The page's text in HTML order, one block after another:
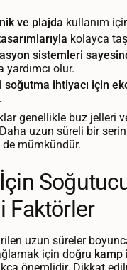
ve plajda kullanım
kolayca
sistemleri
olur.
soğutma ihtiyacı için
genellikle buz jelleri
Daha uzun süreli bir
de mümkündür.
Faktörler
uzun süreler
için doğru kamp